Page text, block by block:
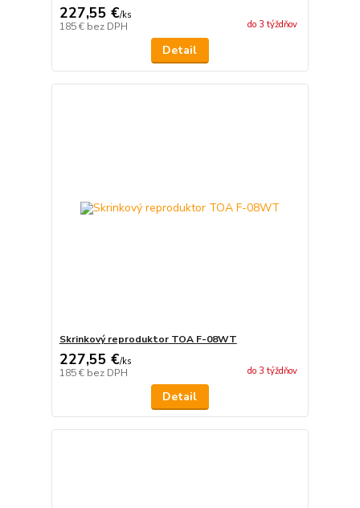
227,55 €/ks
185 € bez DPH do 3 týždňov
Detail
Skrinkový reproduktor TOA F-08WT
227,55 €/ks
185 € bez DPH do 3 týždňov
Detail